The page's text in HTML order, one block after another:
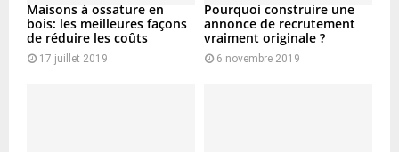
Maisons à ossature en
bois: les meilleures façons
de réduire les coûts
17 juillet 2019
Pourquoi construire une
annonce de recrutement
vraiment originale ?
6 novembre 2019